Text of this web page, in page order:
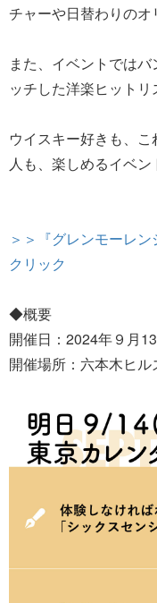
チャーや日替わりのオ
また、イベントでは
ッチした洋楽ヒットリ
ウイスキー好きも、
人も、楽しめるイベン
＞＞『グレンモーレ
クリック
◆概要
開催日：2024年９月
開催場所：六本木ヒ